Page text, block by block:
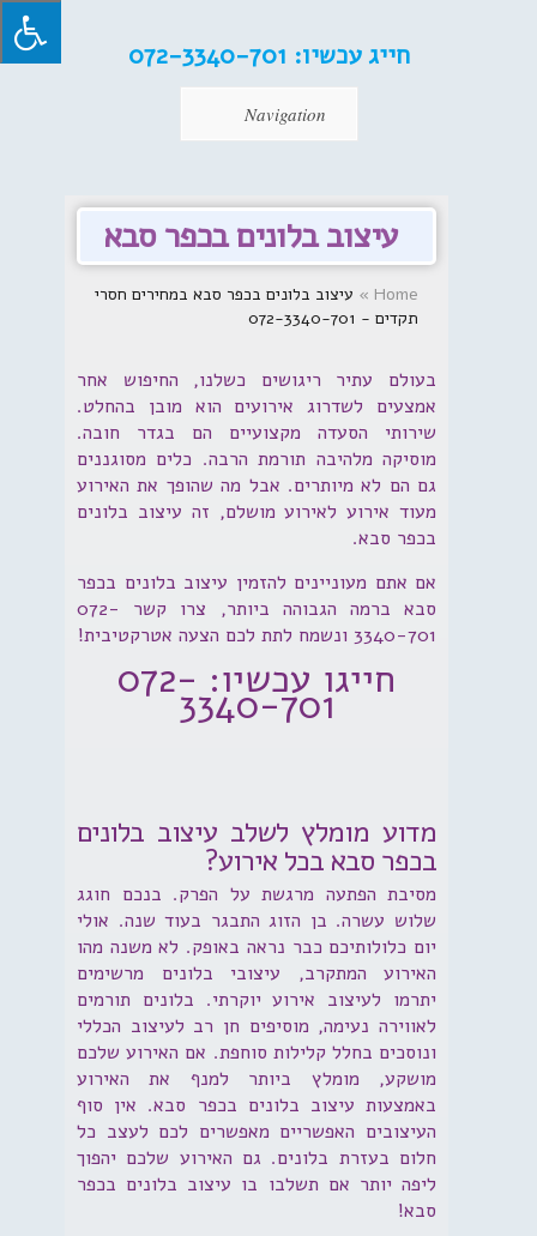
חייג עכשיו:
Navigation
עיצוב בלונים בכפר סבא
Home
» עיצוב בלונים בכפר סבא במחירים חסרי
תקדים - 072-3340-701
בעולם עתיר ריגושים כשלנו, החיפוש אחר
אמצעים לשדרוג אירועים הוא מובן בהחלט.
שירותי הסעדה מקצועיים הם בגדר חובה.
מוסיקה מלהיבה תורמת הרבה. כלים מסוגננים
גם הם לא מיותרים. אבל מה שהופך את האירוע
מעוד אירוע לאירוע מושלם, זה עיצוב בלונים
בכפר סבא.
אם אתם מעוניינים להזמין עיצוב בלונים בכפר
סבא ברמה הגבוהה ביותר, צרו קשר 072-
3340-701 ונשמח לתת לכם הצעה אטרקטיבית!
חייגו עכשיו: 072-
3340-701
מדוע מומלץ לשלב עיצוב בלונים
בכפר סבא בכל אירוע?
מסיבת הפתעה מרגשת על הפרק. בנכם חוגג
שלוש עשרה. בן הזוג התבגר בעוד שנה. אולי
יום כלולותיכם כבר נראה באופק. לא משנה מהו
האירוע המתקרב, עיצובי בלונים מרשימים
יתרמו לעיצוב אירוע יוקרתי. בלונים תורמים
לאווירה נעימה, מוסיפים חן רב לעיצוב הכללי
ונוסכים בחלל קלילות סוחפת. אם האירוע שלכם
מושקע, מומלץ ביותר למנף את האירוע
באמצעות עיצוב בלונים בכפר סבא. אין סוף
העיצובים האפשריים מאפשרים לכם לעצב כל
חלום בעזרת בלונים. גם האירוע שלכם יהפוך
ליפה יותר אם תשלבו בו עיצוב בלונים בכפר
סבא!